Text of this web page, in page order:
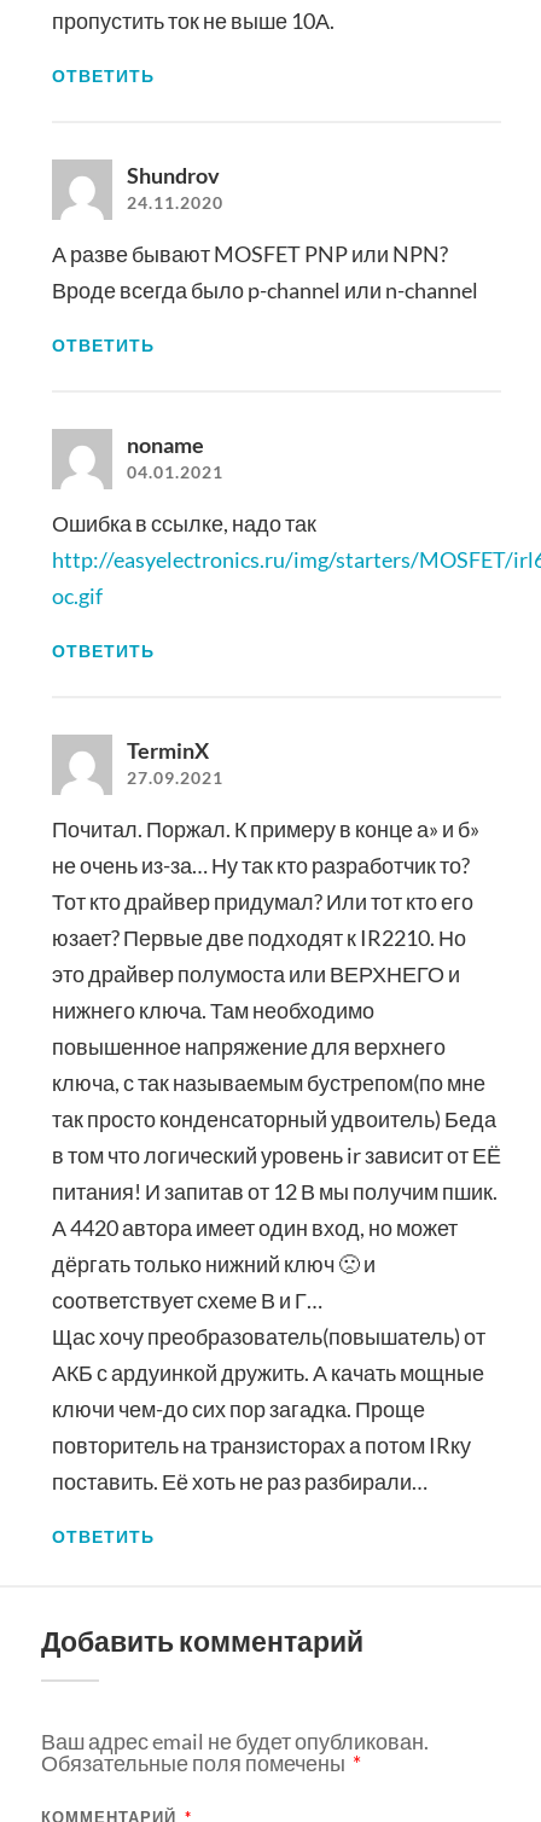
пропустить ток не выше 10А.
ОТВЕТИТЬ
Shundrov
24.11.2020
А разве бывают MOSFET PNP или NPN?
Вроде всегда было p-channel или n-channel
ОТВЕТИТЬ
noname
04.01.2021
Ошибка в ссылке, надо так
http://easyelectronics.ru/img/starters/MOSFET/
oc.gif
ОТВЕТИТЬ
TerminX
27.09.2021
Почитал. Поржал. К примеру в конце а» и б»
не очень из-за… Ну так кто разработчик то?
Тот кто драйвер придумал? Или тот кто его
юзает? Первые две подходят к IR2210. Но
это драйвер полумоста или ВЕРХНЕГО и
нижнего ключа. Там необходимо
повышенное напряжение для верхнего
ключа, с так называемым бустрепом(по мне
так просто конденсаторный удвоитель) Беда
в том что логический уровень ir зависит от ЕЁ
питания! И запитав от 12 В мы получим пшик.
А 4420 автора имеет один вход, но может
дёргать только нижний ключ 🙁 и
соответствует схеме В и Г…
Щас хочу преобразователь(повышатель) от
АКБ с ардуинкой дружить. А качать мощные
ключи чем-до сих пор загадка. Проще
повторитель на транзисторах а потом IRку
поставить. Её хоть не раз разбирали…
ОТВЕТИТЬ
Добавить комментарий
Ваш адрес email не будет опубликован.
Обязательные поля помечены *
КОММЕНТАРИЙ *